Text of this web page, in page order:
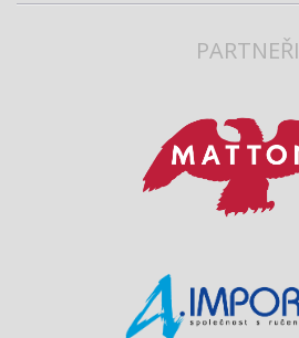
PARTNEŘI